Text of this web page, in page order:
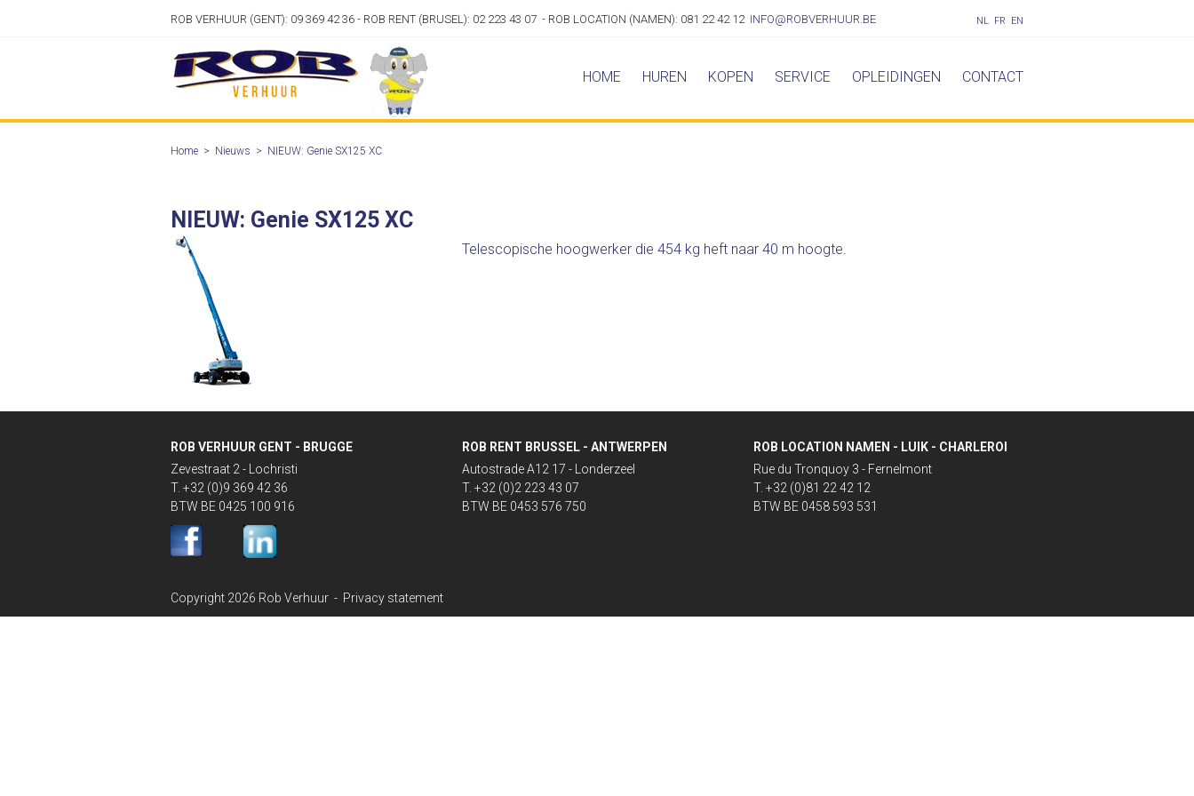
ROB VERHUUR (GENT): 09 369 42 36 - ROB RENT (BRUSEL): 02 223 43 07 - ROB LOCATION (NAMEN): 081 22 42 12 INFO@ROBVERHUUR.BE NL FR EN
HOME HUREN KOPEN SERVICE OPLEIDINGEN CONTACT
Home > Nieuws > NIEUW: Genie SX125 XC
NIEUW: Genie SX125 XC
Telescopische hoogwerker die 454 kg heft naar 40 m hoogte.
ROB VERHUUR GENT - BRUGGE
Zevestraat 2 - Lochristi
T. +32 (0)9 369 42 36
BTW BE 0425 100 916
ROB RENT BRUSSEL - ANTWERPEN
Autostrade A12 17 - Londerzeel
T. +32 (0)2 223 43 07
BTW BE 0453 576 750
ROB LOCATION NAMEN - LUIK - CHARLEROI
Rue du Tronquoy 3 - Fernelmont
T. +32 (0)81 22 42 12
BTW BE 0458 593 531
Copyright 2026 Rob Verhuur - Privacy statement